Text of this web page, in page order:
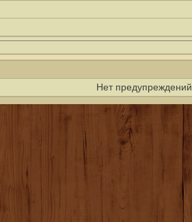
Нет предупреждений